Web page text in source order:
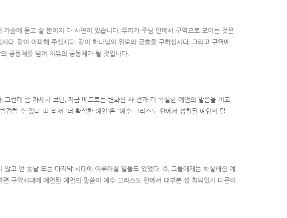
가슴에 묻고 살 뿐이지 다 사연이 있습니다. 우리가 주님 안에서 구역으로 모이는 것은
시다. 같이 아파해 주십시다. 같이 하나님의 위로와 긍휼을 구하십시다. 그리고 구역에
공동체를 넘어 치유의 공동체가 될 것입니다.
. 그런데 좀 자세히 보면, 지금 베드로는 변화산 사 건과 더 확실한 예언의 말씀을 비교
견할 수 있다. 따 라서 ‘더 확실한 예언’은 ‘예수 그리스도 안에서 성취된 예언의 말
않고 먼 훗날 또는 마지막 시대에 이루어질 일들도 있었다. 즉, 그들에게는 확실해진 예
면 구약시대에 예언된 예언의 말씀이 예수 그리스도 안에서 대부분 성 취되었기 때문이